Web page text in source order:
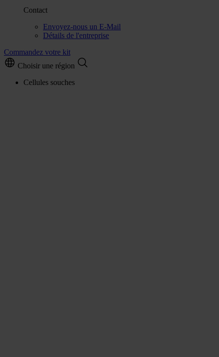
Contact
Envoyez-nous un E-Mail
Détails de l'entreprise
Commandez votre kit
Choisir une région
Cellules souches